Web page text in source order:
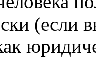
(если